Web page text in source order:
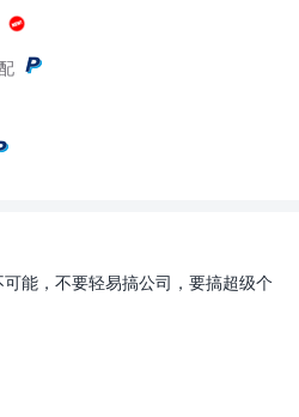
能，不要轻易搞公司，要搞超级个